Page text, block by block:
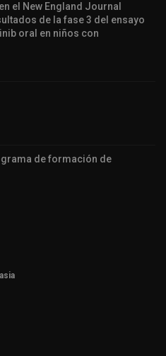
el New England Journal
de la fase 3 del ensayo
oral en niños con
de formación de